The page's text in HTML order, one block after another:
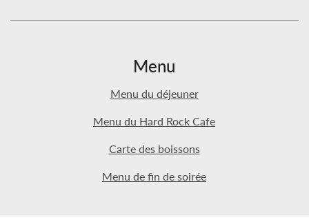
Menu
Menu du déjeuner
Menu du Hard Rock Cafe
Carte des boissons
Menu de fin de soirée